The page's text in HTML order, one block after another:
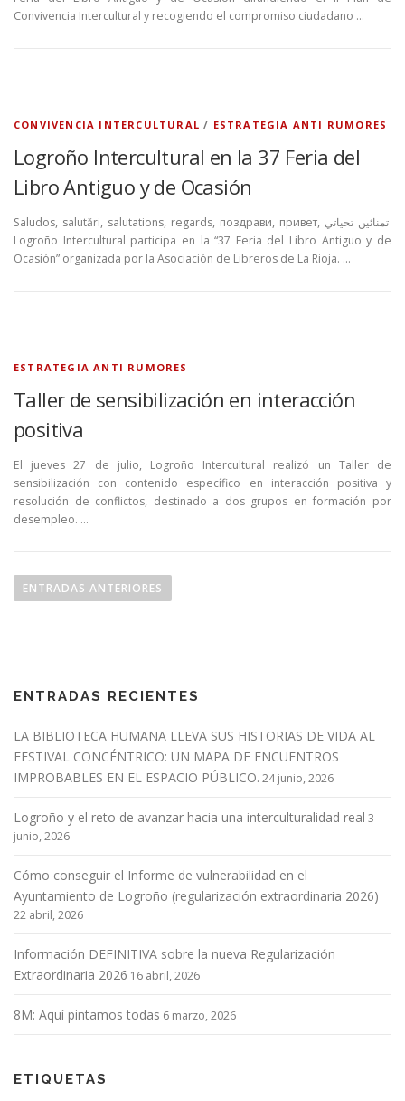
Convivencia Intercultural y recogiendo el compromiso ciudadano …
CONVIVENCIA INTERCULTURAL / ESTRATEGIA ANTI RUMORES
Logroño Intercultural en la 37 Feria del
Libro Antiguo y de Ocasión
Saludos, salutări, salutations, regards, поздрави, привет, تمنائیں تحياتي
Logroño Intercultural participa en la “37 Feria del Libro Antiguo y de
Ocasión” organizada por la Asociación de Libreros de La Rioja. …
ESTRATEGIA ANTI RUMORES
Taller de sensibilización en interacción
positiva
El jueves 27 de julio, Logroño Intercultural realizó un Taller de
sensibilización con contenido específico en interacción positiva y
resolución de conflictos, destinado a dos grupos en formación por
desempleo. …
a
c
i
ó
n
e
e
n
t
r
d
a
s
ENTRADAS ANTERIORES
ENTRADAS RECIENTES
LA BIBLIOTECA HUMANA LLEVA SUS HISTORIAS DE VIDA AL
FESTIVAL CONCÉNTRICO: UN MAPA DE ENCUENTROS
IMPROBABLES EN EL ESPACIO PÚBLICO. 24 junio, 2026
Logroño y el reto de avanzar hacia una interculturalidad real 3
junio, 2026
Cómo conseguir el Informe de vulnerabilidad en el
Ayuntamiento de Logroño (regularización extraordinaria 2026)
22 abril, 2026
Información DEFINITIVA sobre la nueva Regularización
Extraordinaria 2026 16 abril, 2026
8M: Aquí pintamos todas 6 marzo, 2026
ETIQUETAS